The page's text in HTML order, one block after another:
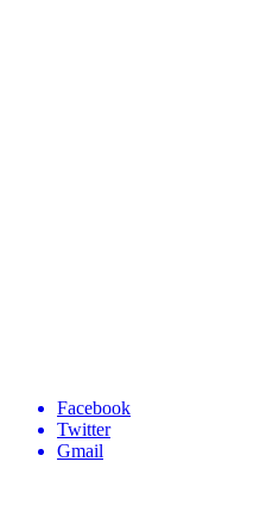
Facebook
Twitter
Gmail